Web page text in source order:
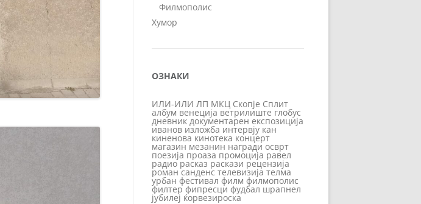
Филмополис
Хумор
ОЗНАКИ
ИЛИ-ИЛИ ЛП МКЦ Скопје Сплит
албум венеција ветрилиште глобус
дневник документарен експозиција
иванов изложба интервју кан
киненова кинотека концерт
магазин мезанин награди осврт
поезија проаза промоција равел
радио расказ раскази рецензија
роман санденс телевизија телма
урбан фестивал филм филмополис
филтер фипресци фудбал шрапнел
јубилеј ќорвезироска